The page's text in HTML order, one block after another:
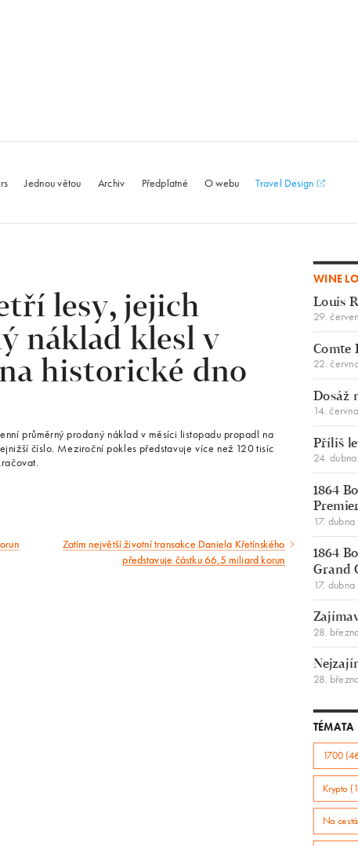
Jednou větou Archiv Předplatné O webu Travel Design
lesy, jejich
náklad klesl v
historické dno
průměrný prodaný náklad v měsíci listopadu propadl na
číslo. Meziroční pokles představuje více než 120 tisíc
Následující
Zatím největší životní transakce Daniela Křetínského
představuje částku 66,5 miliard korun
WINE
Louis
29.
Comte
22.
Dosáž
14.
Příliš
24.
1864
17.
1864
Grand
17.
28.
28.
TÉMATA
1700
Krypto
Na